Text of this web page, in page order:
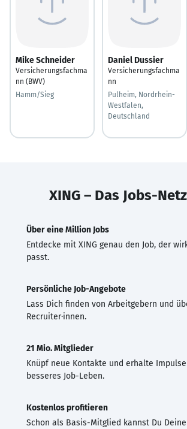
Mike Schneider
Versicherungsfachma
nn (BWV)
Hamm/Sieg
Daniel Dussier
Versicherungsfachma
nn
Pulheim, Nordrhein-
Westfalen,
Deutschland
XING – Das Jobs-
Über eine Million Jobs
Entdecke mit XING genau den Job, der
passt.
Persönliche Job-Angebote
Lass Dich finden von Arbeitgebern und
Recruiter·innen.
21 Mio. Mitglieder
Knüpf neue Kontakte und erhalte
besseres Job-Leben.
Kostenlos profitieren
Schon als Basis-Mitglied kannst Du Deine